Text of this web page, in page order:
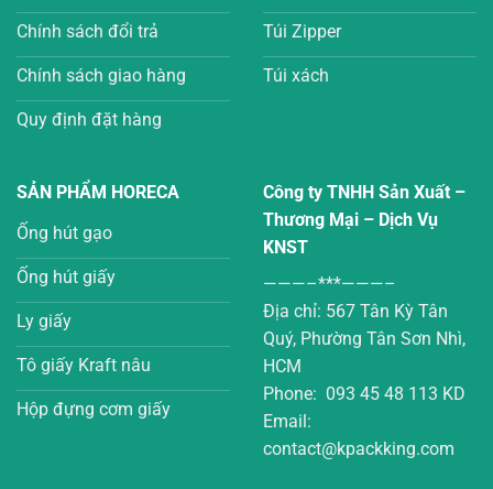
Chính sách đổi trả
Chính sách giao hàng
Quy định đặt hàng
Túi Zipper
Túi xách
SẢN PHẨM HORECA
Ống hút gạo
Ống hút giấy
Ly giấy
Tô giấy Kraft nâu
Hộp đựng cơm giấy
Công ty TNHH Sản Xuất –
Thương Mại – Dịch Vụ
KNST
———–***———–
Địa chỉ: 567 Tân Kỳ Tân
Quý, Phường Tân Sơn Nhì,
HCM
Phone: 093 45 48 113 KD
Email:
contact@kpackking.com